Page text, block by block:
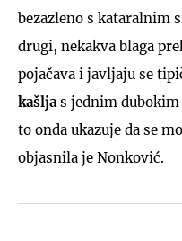
bezazleno s kataralnim
drugi, nekakva blaga
pojačava i javljaju se
kašlja s jednim
to onda ukazuje da se
objasnila je Nonković.